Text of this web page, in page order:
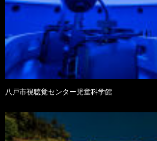
八戸市視聴覚センター児童科学館